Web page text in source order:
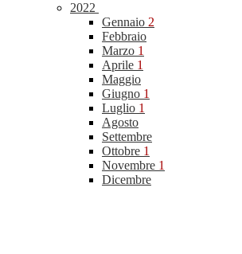
2022
Gennaio 2
Febbraio
Marzo 1
Aprile 1
Maggio
Giugno 1
Luglio 1
Agosto
Settembre
Ottobre 1
Novembre 1
Dicembre